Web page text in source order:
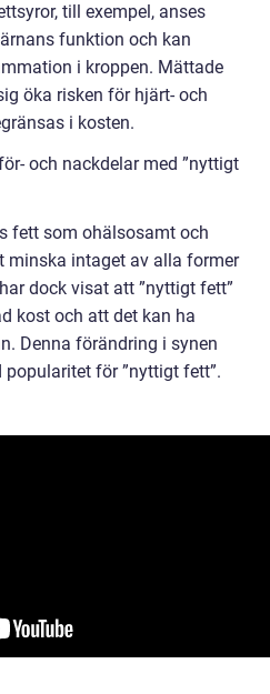
till exempel, anses
funktion och kan
i kroppen. Mättade
öka risken för hjärt- och
i kosten.
och nackdelar med ”nyttigt
fett som ohälsosamt och
minska intaget av alla former
dock visat att ”nyttigt fett”
kost och att det kan ha
Denna förändring i synen
för ”nyttigt fett”.